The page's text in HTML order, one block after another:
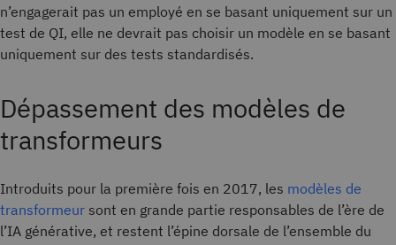
n’engagerait pas un employé en se basant uniquement sur un
test de QI, elle ne devrait pas choisir un modèle en se basant
uniquement sur des tests standardisés.
Dépassement des modèles de
transformeurs
Introduits pour la première fois en 2017, les modèles de
transformeur sont en grande partie responsables de l’ère de
l’IA générative, et restent l’épine dorsale de l’ensemble du